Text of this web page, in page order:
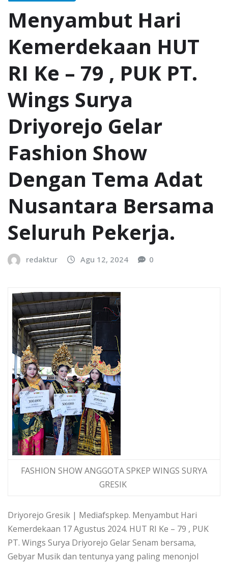
Menyambut Hari
Kemerdekaan HUT
RI Ke – 79 , PUK PT.
Wings Surya
Driyorejo Gelar
Fashion Show
Dengan Tema Adat
Nusantara Bersama
Seluruh Pekerja.
redaktur Agu 12, 2024 0
FASHION SHOW ANGGOTA SPKEP WINGS SURYA
GRESIK
Driyorejo Gresik | Mediafspkep. Menyambut Hari
Kemerdekaan 17 Agustus 2024. HUT RI Ke – 79 , PUK
PT. Wings Surya Driyorejo Gelar Senam bersama,
Gebyar Musik dan tentunya yang paling menonjol